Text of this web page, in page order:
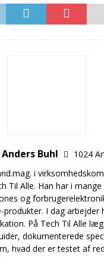
Buhl
1024
i
Til Alle. Han har i
og
produkter. I dag arbejder
På Tech Til Alle
dokumenterede
hvad der er testet af